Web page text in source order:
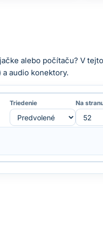
alebo počítaču? V
audio konektory.
Triedenie Na